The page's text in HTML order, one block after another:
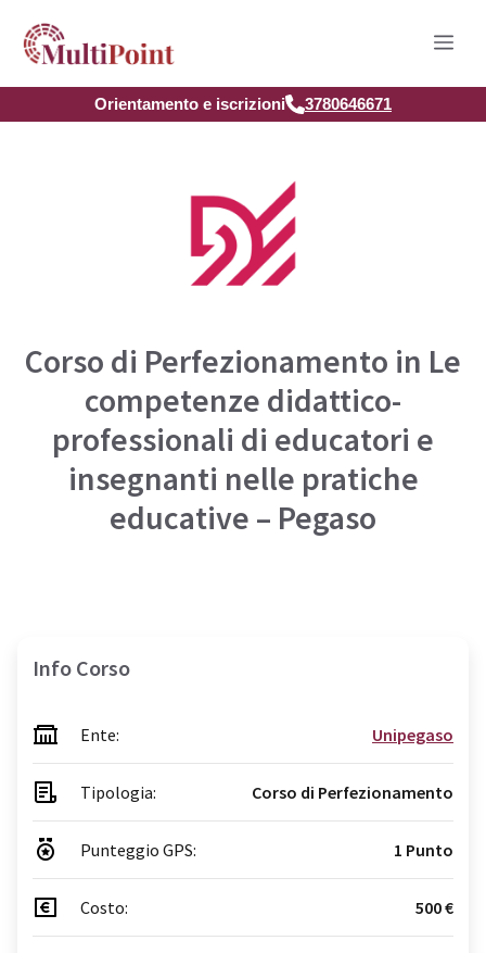
contenuto
Orientamento e iscrizioni 3780646671
Corso di Perfezionamento in Le
competenze didattico-
professionali di educatori e
insegnanti nelle pratiche
educative – Pegaso
Info Corso
Ente: Unipegaso
Tipologia: Corso di Perfezionamento
Punteggio GPS: 1 Punto
Costo: 500 €